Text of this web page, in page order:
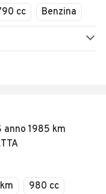
cc Benzina
anno 1985 km
980 cc